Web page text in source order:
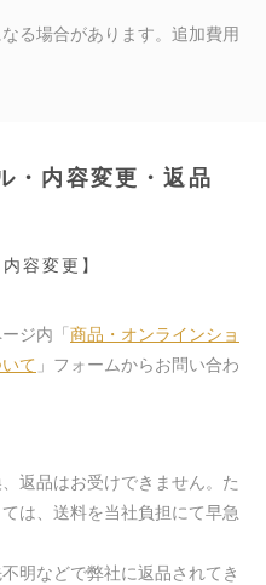
る場合があります。追加費用
・内容変更・返品
容変更】
ジ内「 商品・オンラインショ
て 」フォームからお問い合わ
返品はお受けできません。た
は、送料を当社負担にて早急
明などで弊社に返品されてき